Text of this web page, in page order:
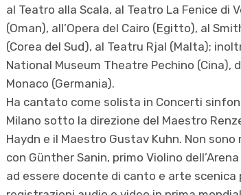
al Teatro alla Scala, al Teatro La Fenice di
(Oman), all’Opera del Cairo (Egitto), al
(Corea del Sud), al Teatru Rjal (Malta);
National Museum Theatre Pechino
Monaco (Germania).
Ha cantato come solista in Concerti
Milano sotto la direzione del Maestro
Haydn e il Maestro Gustav Kuhn. Non
con Günther Sanin, primo Violino
ad essere docente di canto e arte